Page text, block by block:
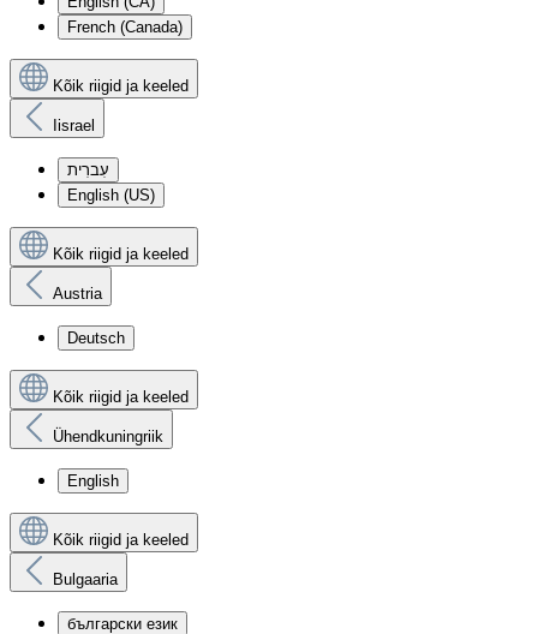
French (Canada)
Kõik riigid ja keeled
Iisrael
עִברִית
English (US)
Kõik riigid ja keeled
Austria
Deutsch
Kõik riigid ja keeled
Ühendkuningriik
English
Kõik riigid ja keeled
Bulgaaria
български език